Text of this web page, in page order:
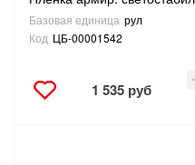
Базовая единица рул
Код ЦБ-00001542
1 535 руб